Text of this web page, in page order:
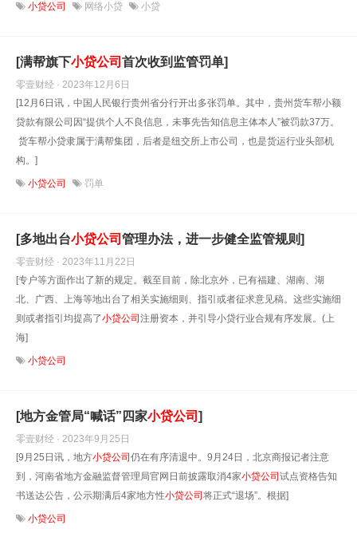
小贷公司 网络小贷 小贷
[满帮旗下小贷公司 首次收到监管罚单]
零壹财经 · 2023年12月6日
[12月6日讯，中国人民银行贵州省分行开出多张罚单。其中，贵州货车帮小额
贷款有限公司因“提供个人不良信息，未事先告知信息主体本人”被罚款37万。
货车帮小贷隶属于满帮集团，后者是纽交所上市公司，也是货运行业头部机
构。]
小贷公司 罚单
[多地出台小贷公司 管理办法，进一步健全监管规则]
零壹财经 · 2023年11月22日
[专户等方面作出了新的规定。截至目前，除北京外，已有福建、湖南、湖
北、广西、上海等地出台了相关实施细则、指引或者征求意见稿。这些实施细
则或者指引均提高了小贷公司注册资本，并引导小贷行业合规有序发展。(上
海]
小贷公司
[地方金管局“喊话”四家小贷公司 ]
零壹财经 · 2023年9月25日
[9月25日讯，地方小贷公司仍在有序清退中。9月24日，北京商报记者注意
到，河南省地方金融监督管理局官网日前披露取消4家小贷公司试点资格告知
书送达公告，公示期满后4家地方性小贷公司将正式“退场”。根据]
小贷公司